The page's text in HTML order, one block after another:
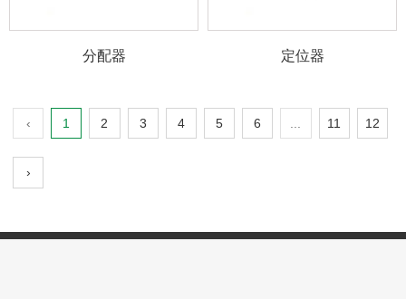
分配器 定位器
‹ 1 2 3 4 5 6 ... 11 12
›